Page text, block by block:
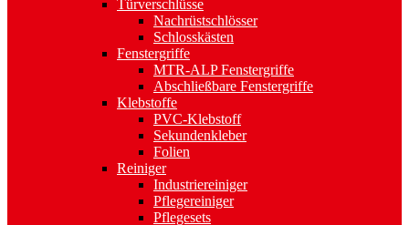
Türverschlüsse
Nachrüstschlösser
Schlosskästen
Fenstergriffe
MTR-ALP Fenstergriffe
Abschließbare Fenstergriffe
Klebstoffe
PVC-Klebstoff
Sekundenkleber
Folien
Reiniger
Industriereiniger
Pflegereiniger
Pflegesets